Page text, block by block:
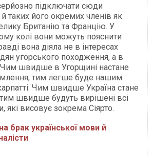
підключати сюди
таких його окремих членів як
Британію та Францію. У
колі вони можуть пояснити
вона діяла не в інтересах
угорського походження, а в
Чим швидше в Угорщині настане
тим легше буде нашим
Чим швидше Україна стане
швидше будуть вирішені всі
які висовує зокрема Сіярто.
брак української мови й